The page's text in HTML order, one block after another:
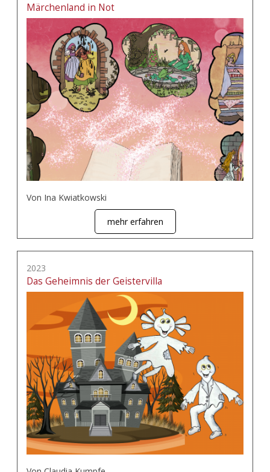
Märchenland in Not
Von Ina Kwiatkowski
mehr erfahren
2023
Das Geheimnis der Geistervilla